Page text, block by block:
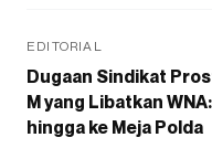
EDITORIAL
Dugaan Sindikat
M yang Libatkan
hingga ke Meja Polda